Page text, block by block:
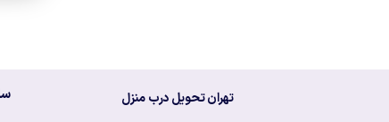
تهران تحویل درب منزل